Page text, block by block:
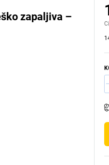
zapaljiva –